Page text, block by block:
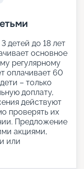
детей до 18 лет
основное
регулярному
оплачивает 60
– только
доплату,
действуют
проверять их
Предложение
акциями,
или